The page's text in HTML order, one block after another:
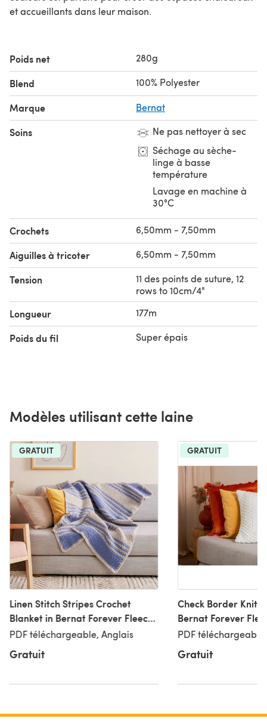
et accueillants dans leur maison.
Poids net 280g
Blend 100% Polyester
Marque Bernat
Soins
Ne pas nettoyer à sec
Séchage au sèche-
linge à basse
température
Lavage en machine à
30°C
Crochets 6,50mm - 7,50mm
Aiguilles à tricoter 6,50mm - 7,50mm
Tension
11 des points de suture, 12
rows to 10cm/4"
Longueur 177m
Poids du fil Super épais
Modèles utilisant cette laine
GRATUIT
Linen Stitch Stripes Crochet
Blanket in Bernat Forever Fleece
- Downloadable PDF
PDF téléchargeable, Anglais
Gratuit
GRATUIT
Check Border Knit
Bernat Forever
Downloadable PDF
PDF
Gratuit